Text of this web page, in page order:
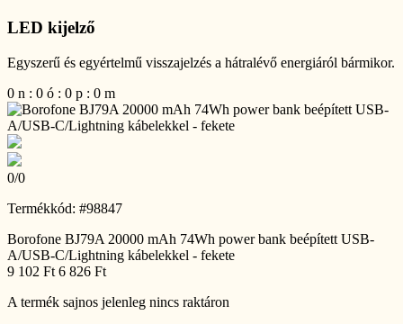
LED kijelző
Egyszerű és egyértelmű visszajelzés a hátralévő energiáról bármikor.
0 n : 0 ó : 0 p : 0 m
0/0
Termékkód: #98847
Borofone BJ79A 20000 mAh 74Wh power bank beépített USB-
A/USB-C/Lightning kábelekkel - fekete
9 102 Ft 6 826 Ft
A termék sajnos jelenleg nincs raktáron